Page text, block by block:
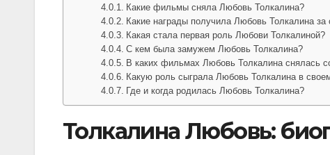
Какие фильмы сняла Любовь Толкалина?
Какие награды получила Любовь Толкалина за
Какая стала первая роль Любови Толкалиной?
С кем была замужем Любовь Толкалина?
В каких фильмах Любовь Толкалина снялась
Какую роль сыграла Любовь Толкалина в
Где и когда родилась Любовь Толкалина?
Толкалина Любовь: